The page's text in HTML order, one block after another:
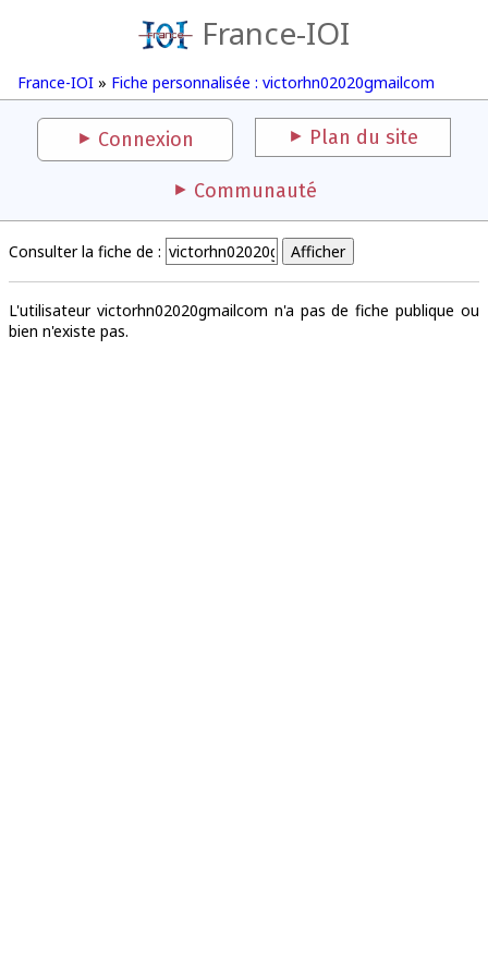
France-IOI
France-IOI » Fiche personnalisée : victorhn02020gmailcom
Connexion Plan du site
Communauté
Consulter la fiche de :
L'utilisateur victorhn02020gmailcom n'a pas de fiche publique ou
bien n'existe pas.